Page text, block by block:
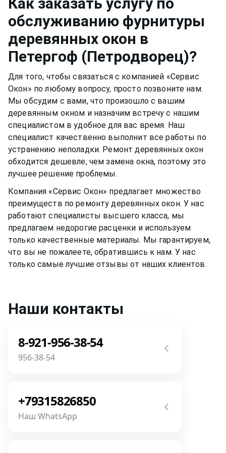
разбавлены в растворе, могут испортить
качество материала рамы или резину.
времени пластиковому окну, оно может
прослужить вам долгими тихими и теплыми
годами.
обслуживанию фурнитуры
деревянных окон в
Петергоф (Петродворец)?
Для того, чтобы связаться с компанией «Сервис
Окон» по любому вопросу, просто позвоните нам.
Мы обсудим с вами, что произошло с вашим
деревянным окном и назначим встречу с нашим
специалистом в удобное для вас время. Наш
специалист качественно выполнит все работы по
устранению неполадки. Ремонтдеревянных окон
обходится дешевле, чем замена окна, поэтому это
лучшее решение проблемы.
Компания «Сервис Окон» предлагает множество
преимуществ по ремонту деревянных окон. У нас
работают специалисты высшего класса, мы
предлагаем недорогие расценки и используем
только качественные материалы. Мы гарантируем,
что вы не пожалеете, обратившись к нам. У нас
только самые лучшие отзывы от наших клиентов.
Наши контакты
8-921-956-38-54
956-38-54
роботов и автоответчиков!
+79315826850
Наш WhatsApp